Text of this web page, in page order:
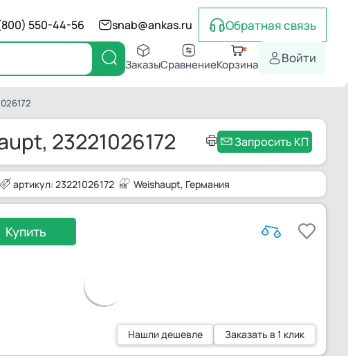
550-44-56 snab@ankas.ru Обратная связь
ЗаказыСравнениеКорзина Войти
23221026172 Запросить КП
артикул: 23221026172 Weishaupt, Германия
Купить
Нашли дешевле Заказать в 1 клик